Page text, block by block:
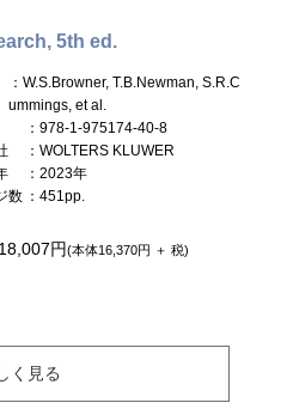
5th ed.
：W.S.Browner, T.B.Newman, S.R.C
ummings, et al.
：978-1-975174-40-8
：WOLTERS KLUWER
：2023年
数 ：451pp.
18,007円(本体16,370円 ＋ 税)
く見る